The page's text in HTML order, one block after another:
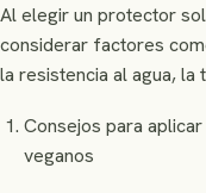
Al elegir un protector
considerar factores
la resistencia al agua,
Consejos para
veganos